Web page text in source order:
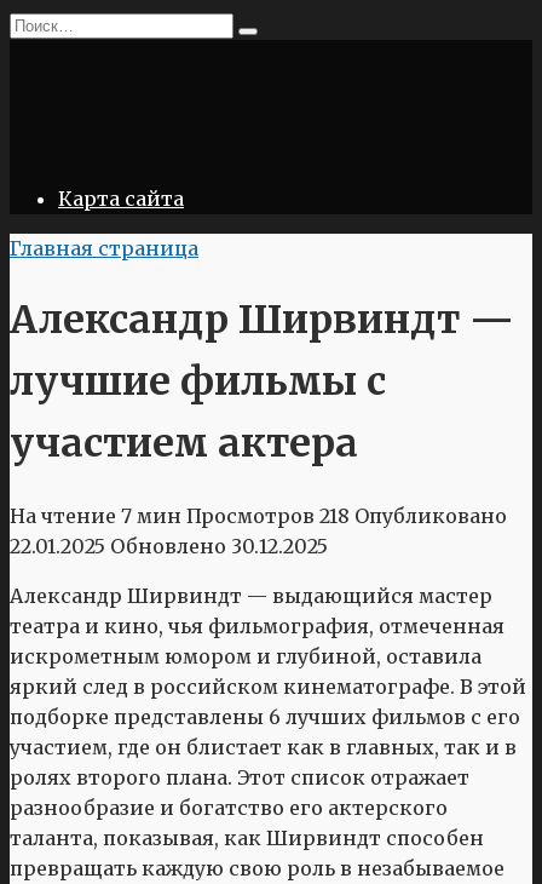
Перейти
Search
Карта сайта
Главная страница
Александр Ширвиндт —
лучшие фильмы с
участием актера
На чтение 7 мин Просмотров 218 Опубликовано
22.01.2025 Обновлено 30.12.2025
Александр Ширвиндт — выдающийся мастер
театра и кино, чья фильмография, отмеченная
искрометным юмором и глубиной, оставила
яркий след в российском кинематографе. В этой
подборке представлены 6 лучших фильмов с его
участием, где он блистает как в главных, так и в
ролях второго плана. Этот список отражает
разнообразие и богатство его актерского
таланта, показывая, как Ширвиндт способен
превращать каждую свою роль в незабываемое